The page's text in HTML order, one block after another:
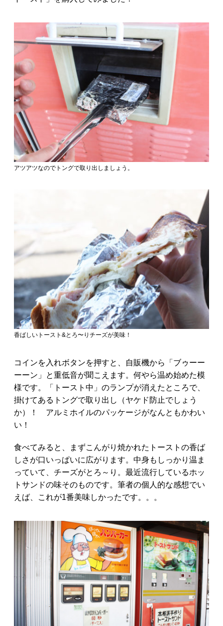
アツアツなのでトングで取り出しましょう。
香ばしいトースト&とろ〜りチーズが美味！
コインを入れボタンを押すと、自販機から「ブゥーー
ーーン」と重低音が聞こえます。何やら温め始めた模
様です。「トースト中」のランプが消えたところで、
掛けてあるトングで取り出し（ヤケド防止でしょう
か）！ アルミホイルのパッケージがなんともかわい
い！
食べてみると、まずこんがり焼かれたトーストの香ば
しさが口いっぱいに広がります。中身もしっかり温ま
っていて、チーズがとろ～り。最近流行しているホッ
トサンドの味そのものです。筆者の個人的な感想でい
えば、これが1番美味しかったです。。。